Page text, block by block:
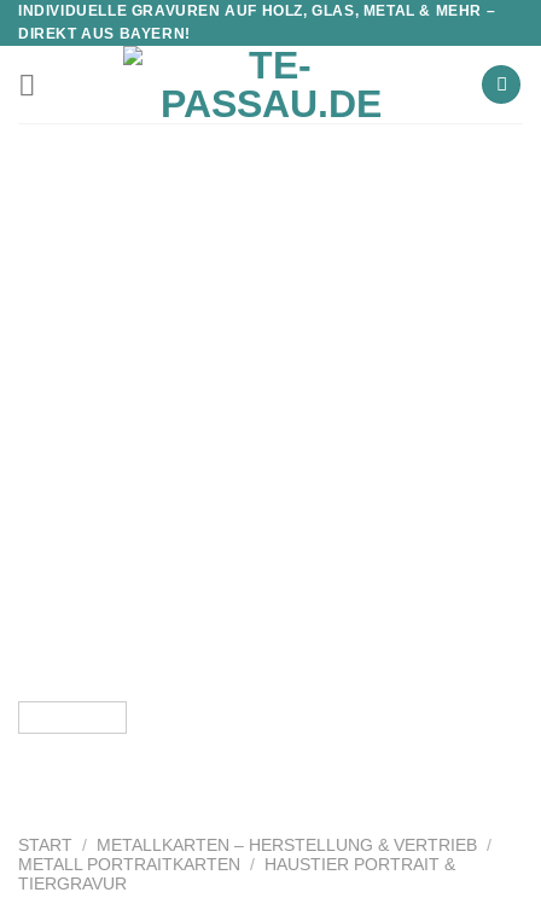
INDIVIDUELLE GRAVUREN AUF HOLZ, GLAS, METAL & MEHR –
DIREKT AUS BAYERN!
START / METALLKARTEN – HERSTELLUNG & VERTRIEB /
METALL PORTRAITKARTEN
/
HAUSTIER PORTRAIT &
TIERGRAVUR